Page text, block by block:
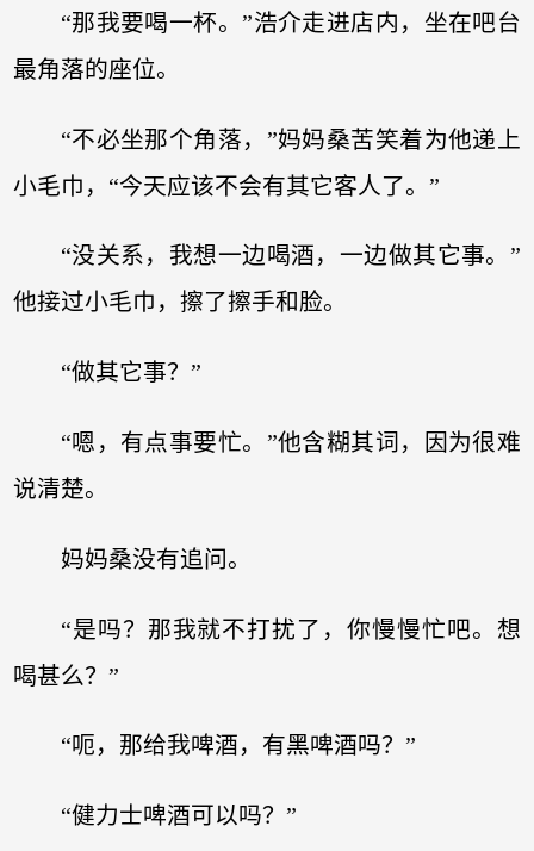
“那我要喝一杯。”浩介走进店内，坐在吧台
最角落的座位。
“不必坐那个角落，”妈妈桑苦笑着为他递上
小毛巾，“今天应该不会有其它客人了。”
“没关系，我想一边喝酒，一边做其它事。”
他接过小毛巾，擦了擦手和脸。
“做其它事？”
“嗯，有点事要忙。”他含糊其词，因为很难
说清楚。
妈妈桑没有追问。
“是吗？那我就不打扰了，你慢慢忙吧。想
喝甚么？”
“呃，那给我啤酒，有黑啤酒吗？”
“健力士啤酒可以吗？”